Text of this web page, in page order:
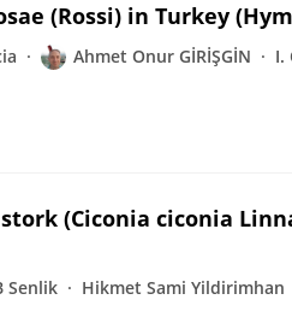
(Rossi) in Turkey
Ahmet Onur GİRİŞGİN I.
(Ciconia ciconia
Senlik Hikmet Sami Yildirimhan